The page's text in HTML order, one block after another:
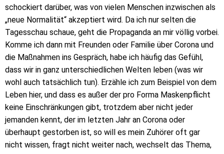
schockiert darüber, was von vielen Menschen inzwischen als
„neue Normalität“ akzeptiert wird. Da ich nur selten die
Tagesschau schaue, geht die Propaganda an mir völlig vorbei.
Komme ich dann mit Freunden oder Familie über Corona und
die Maßnahmen ins Gespräch, habe ich häufig das Gefühl,
dass wir in ganz unterschiedlichen Welten leben (was wir
wohl auch tatsächlich tun). Erzähle ich zum Beispiel von dem
Leben hier, und dass es außer der pro Forma Maskenpflicht
keine Einschränkungen gibt, trotzdem aber nicht jeder
jemanden kennt, der im letzten Jahr an Corona oder
überhaupt gestorben ist, so will es mein Zuhörer oft gar
nicht wissen, fragt nicht weiter nach, wechselt das Thema,